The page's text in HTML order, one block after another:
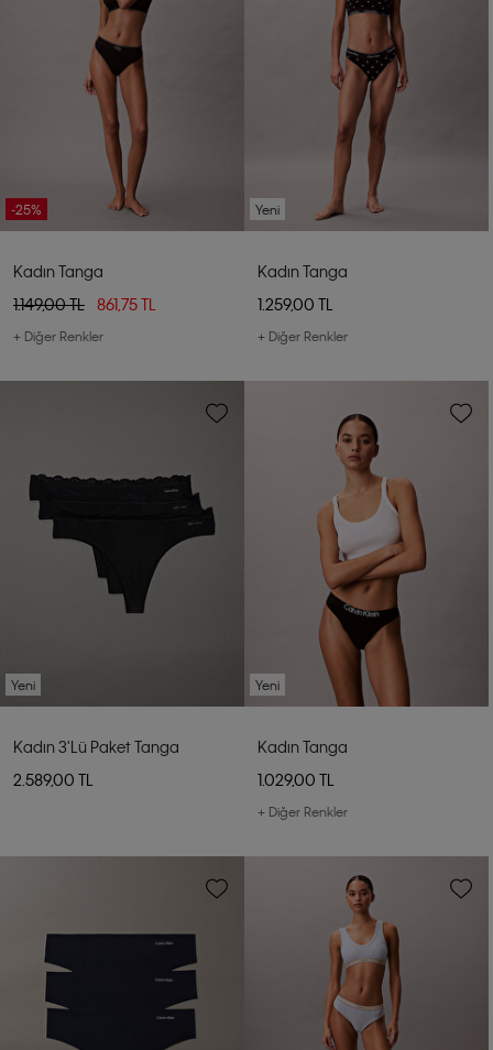
-25%
Kadın Tanga
1.149,00 TL
861,75 TL
+ Diğer Renkler
Yeni
Kadın Tanga
1.259,00 TL
+ Diğer Renkler
Yeni
Kadın 3'lü Paket Tanga
2.589,00 TL
Yeni
Kadın Tanga
1.029,00 TL
+ Diğer Renkler